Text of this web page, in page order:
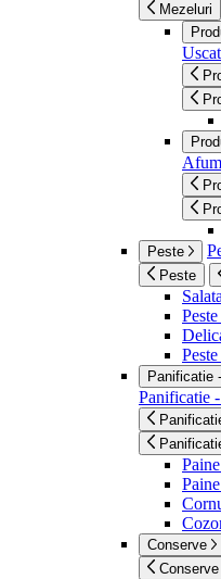
Mezeluri
Peste
Peste
Panificatie
Panificatie
Conserve
Conserve